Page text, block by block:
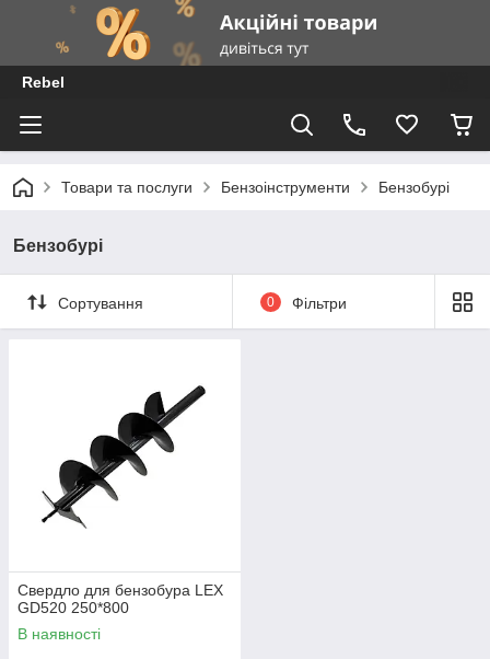
Rebel
Товари та послуги Бензоінструменти Бензобурі
Бензобурі
Сортування 0 Фільтри
Свердло для бензобура LEX
GD520 250*800
В наявності